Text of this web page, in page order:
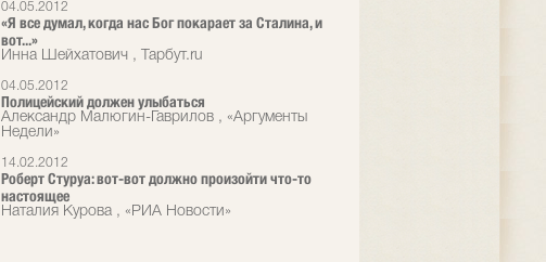
04.05.2012
«Я все думал, когда нас Бог покарает за Сталина, и
вот...»
Инна Шейхатович , Тарбут.ru
04.05.2012
Полицейский должен улыбаться
Александр Малюгин-Гаврилов , «Аргументы
Недели»
14.02.2012
Роберт Стуруа: вот-вот должно произойти что-то
настоящее
Наталия Курова , «РИА Новости»